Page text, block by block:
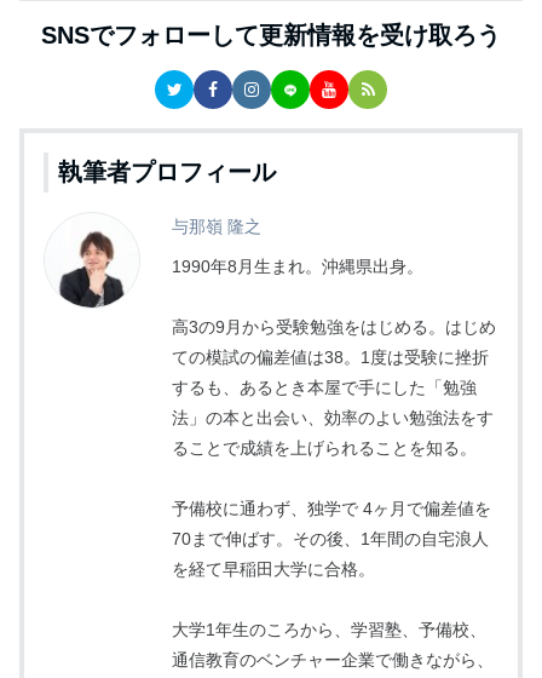
SNSでフォローして更新情報を受け取ろう
執筆者プロフィール
与那嶺 隆之
1990年8月生まれ。沖縄県出身。
高3の9月から受験勉強をはじめる。はじめ
ての模試の偏差値は38。1度は受験に挫折
するも、あるとき本屋で手にした「勉強
法」の本と出会い、効率のよい勉強法をす
ることで成績を上げられることを知る。
予備校に通わず、独学で 4ヶ月で偏差値を
70まで伸ばす。その後、1年間の自宅浪人
を経て早稲田大学に合格。
大学1年生のころから、学習塾、予備校、
通信教育のベンチャー企業で働きながら、